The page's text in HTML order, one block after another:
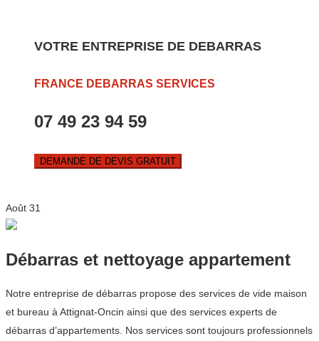
VOTRE ENTREPRISE DE DEBARRAS
FRANCE DEBARRAS SERVICES
07 49 23 94 59
DEMANDE DE DEVIS GRATUIT
Août 31
Débarras et nettoyage appartement
Notre entreprise de débarras propose des services de vide maison
et bureau à Attignat-Oncin ainsi que des services experts de
débarras d’appartements. Nos services sont toujours professionnels